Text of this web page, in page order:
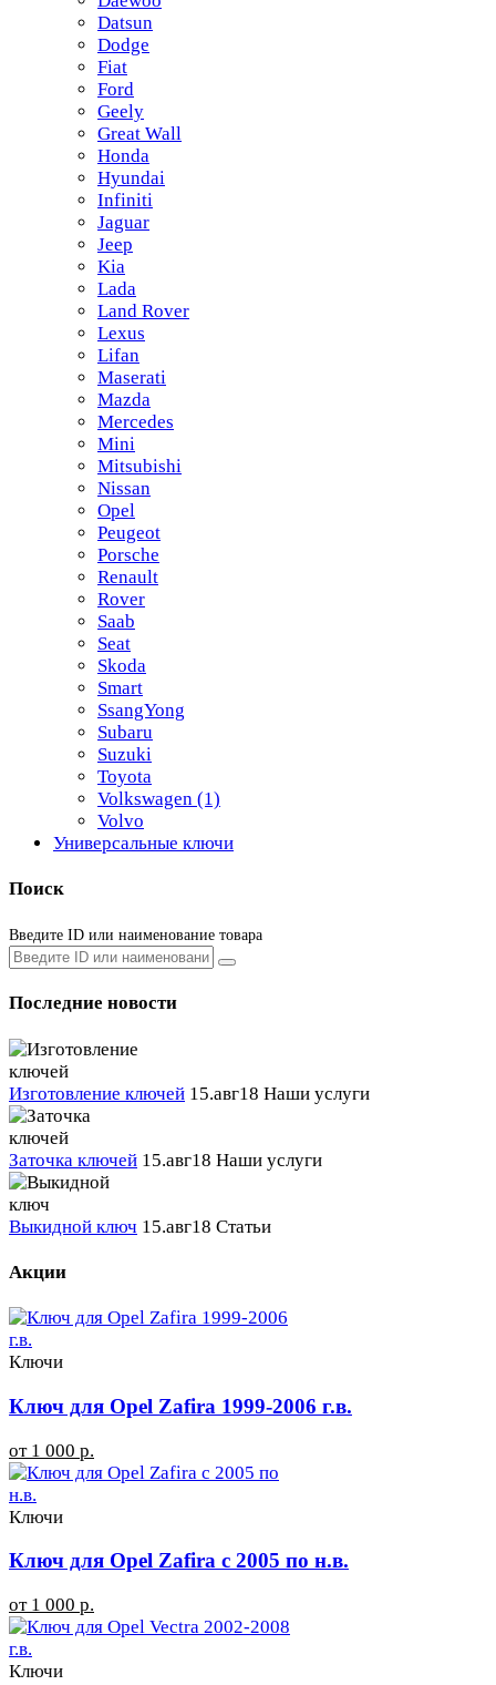
Datsun
Dodge
Fiat
Ford
Geely
Great Wall
Honda
Hyundai
Infiniti
Jaguar
Jeep
Kia
Lada
Land Rover
Lexus
Lifan
Maserati
Mazda
Mercedes
Mini
Mitsubishi
Nissan
Opel
Peugeot
Porsche
Renault
Rover
Saab
Seat
Skoda
Smart
SsangYong
Subaru
Suzuki
Toyota
Volkswagen (1)
Volvo
Универсальные ключи
Поиск
Введите ID или наименование товара
Последние новости
Изготовление ключей 15.авг18 Наши услуги
Заточка ключей 15.авг18 Наши услуги
Выкидной ключ 15.авг18 Статьи
Акции
Ключи
Ключ для Opel Zafira 1999-2006 г.в.
от 1 000 р.
Ключи
Ключ для Opel Zafira с 2005 по н.в.
от 1 000 р.
Ключи